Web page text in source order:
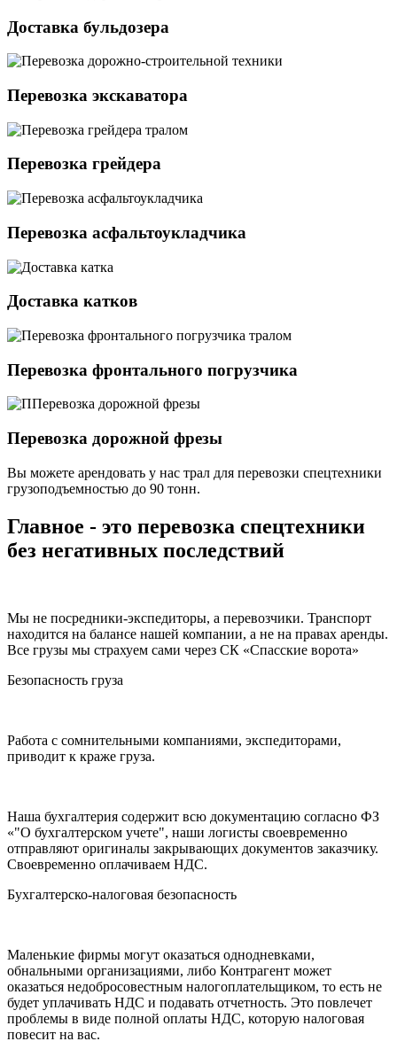
Доставка бульдозера
Перевозка экскаватора
Перевозка грейдера
Перевозка асфальтоукладчика
Доставка катков
Перевозка фронтального погрузчика
Перевозка дорожной фрезы
Вы можете арендовать у нас трал для перевозки спецтехники
грузоподъемностью до 90 тонн.
Главное - это перевозка спецтехники
без негативных последствий
Мы не посредники-экспедиторы, а перевозчики. Транспорт
находится на балансе нашей компании, а не на правах аренды.
Все грузы мы страхуем сами через СК «Спасские ворота»
Безопасность груза
Работа с сомнительными компаниями, экспедиторами,
приводит к краже груза.
Наша бухгалтерия содержит всю документацию согласно ФЗ
«"О бухгалтерском учете", наши логисты своевременно
отправляют оригиналы закрывающих документов заказчику.
Своевременно оплачиваем НДС.
Бухгалтерско-налоговая безопасность
Маленькие фирмы могут оказаться однодневками,
обнальными организациями, либо Контрагент может
оказаться недобросовестным налогоплательщиком, то есть не
будет уплачивать НДС и подавать отчетность. Это повлечет
проблемы в виде полной оплаты НДС, которую налоговая
повесит на вас.